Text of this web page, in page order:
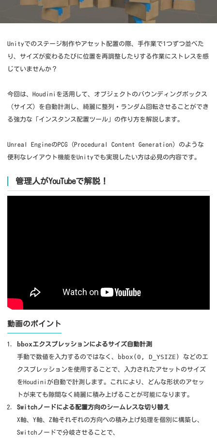
Unityでのステージ制作やアセット配置の際、手作業で1つずつ並べた
り、サイズが変わるたびに位置を再調整したりする作業にストレスを感
じていませんか？
今回は、Houdiniを活用して、オブジェクトのバウンディングボックス
（サイズ）を自動計測し、綺麗に整列・ランダム回転させることができ
る強力な「インスタンス配置ツール」の作り方を解説します。
Unreal EngineのPCG（Procedural Content Generation）のような
便利なレイアウト機能をUnityでも実現したい方は必見の内容です。
管理人がYouTubeで解説！
動画のポイント
bboxエクスプレッションによるサイズ自動計測
手動で数値を入力するのではなく、
bbox(0, D_YSIZE)
などのエ
クスプレッションを使用することで、入力されたアセットのサイズ
をHoudiniが自動で計測します。これにより、どんな形状のアセッ
トが来ても隙間なく綺麗に積み上げることが可能になります。
Switchノードによる配置方向のシームレスな切り替え
X軸、Y軸、Z軸それぞれの方向への積み上げ処理を個別に構築し、
Switchノードで分岐させることで、